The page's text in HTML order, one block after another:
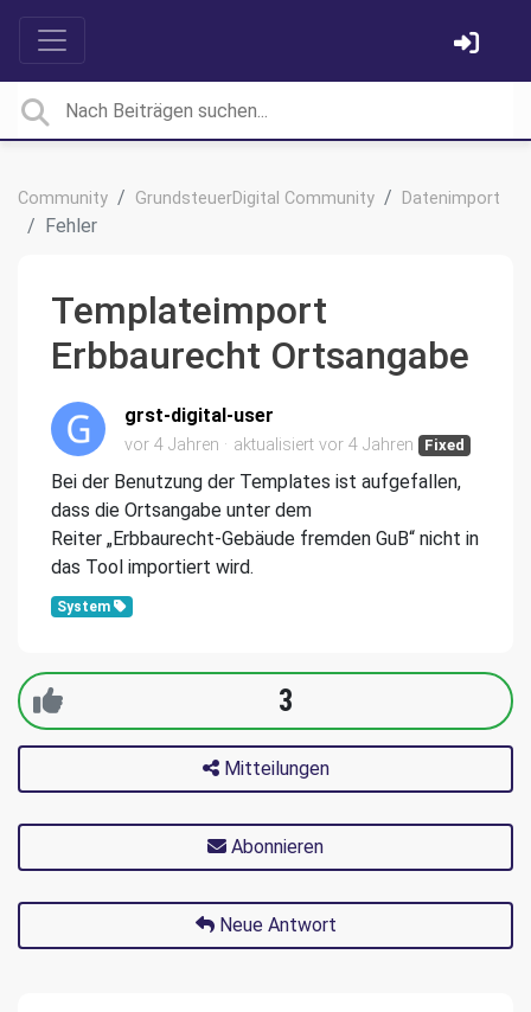
Community GrundsteuerDigital Community Datenimport
Fehler
Templateimport
Erbbaurecht Ortsangabe
grst-digital-user
vor 4 Jahren aktualisiert vor 4 Jahren Fixed
Bei der Benutzung der Templates ist aufgefallen,
dass die Ortsangabe unter dem
Reiter „Erbbaurecht-Gebäude fremden GuB“ nicht in
das Tool importiert wird.
System
3
Mitteilungen
Abonnieren
Neue Antwort